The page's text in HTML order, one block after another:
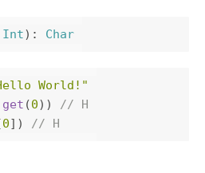
Int): Char
World!"
get (0))
// H
0]) // H